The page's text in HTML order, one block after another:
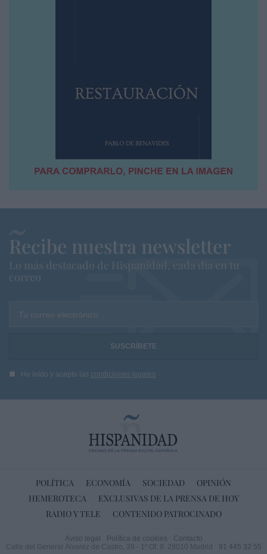
Recibe nuestra newsletter
Lo más destacado de Hispanidad, cada dia en tu
correo
Tu correo electrónico...
He leído y acepto las condiciones legales
POLÍTICA ECONOMÍA SOCIEDAD
OPINIÓN
HEMEROTECA
EXCLUSIVAS DE LA PRENSA DE HOY
RADIO Y TELE
CONTENIDO PATROCINADO
Aviso legal Política de cookies
Contacto
Calle del General Álvarez de Castro, 39 - 1º Of. 9. 28010 Madrid
91 445 32 55